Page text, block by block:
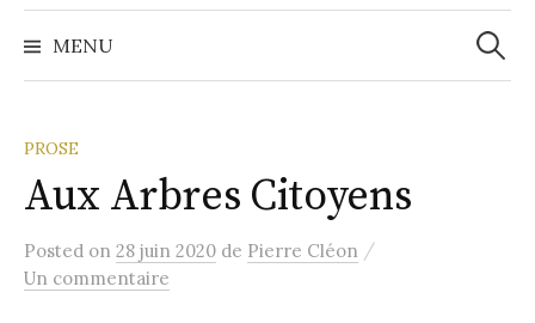
MENU
PROSE
Aux Arbres Citoyens
Posted on 28 juin 2020 de Pierre Cléon /
Un commentaire